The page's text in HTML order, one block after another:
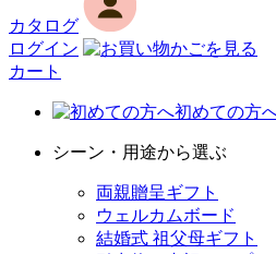
カタログ
ログイン
カート
初めての方
シーン・用途から選ぶ
両親贈呈ギフト
ウェルカムボード
結婚式 祖父母ギフト